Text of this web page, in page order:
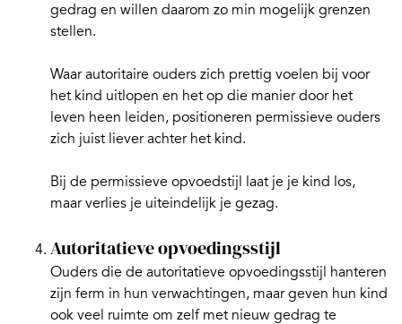
gedrag en willen daarom zo min mogelijk grenzen
stellen.
Waar autoritaire ouders zich prettig voelen bij voor
het kind uitlopen en het op die manier door het
leven heen leiden, positioneren permissieve ouders
zich juist liever achter het kind.
Bij de permissieve opvoedstijl laat je je kind los,
maar verlies je uiteindelijk je gezag.
Autoritatieve opvoedingsstijl
Ouders die de autoritatieve opvoedingsstijl hanteren
zijn ferm in hun verwachtingen, maar geven hun kind
ook veel ruimte om zelf met nieuw gedrag te